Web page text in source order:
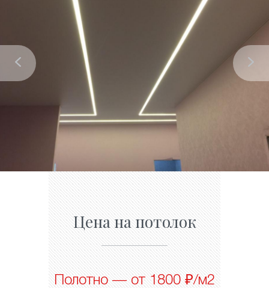
Цена на потолок
Полотно — от 1800 ₽/м2